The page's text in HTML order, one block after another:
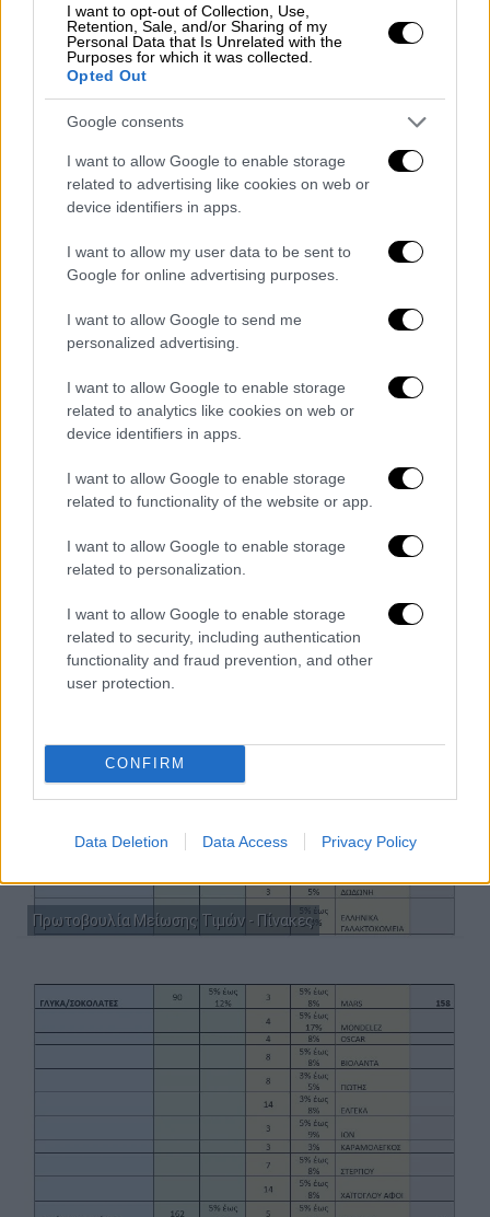
I want to opt-out of Collection, Use,
Retention, Sale, and/or Sharing of my
Personal Data that Is Unrelated with the
Purposes for which it was collected.
Opted Out
Google consents
I want to allow Google to enable storage
related to advertising like cookies on web or
device identifiers in apps.
I want to allow my user data to be sent to
Google for online advertising purposes.
I want to allow Google to send me
personalized advertising.
I want to allow Google to enable storage
related to analytics like cookies on web or
device identifiers in apps.
I want to allow Google to enable storage
related to functionality of the website or app.
I want to allow Google to enable storage
related to personalization.
I want to allow Google to enable storage
related to security, including authentication
functionality and fraud prevention, and other
user protection.
CONFIRM
Data Deletion Data Access Privacy Policy
χρώματα της κάθε αλυσίδας ξεχωριστά, αλλά
το μήνυμα και το σχήμα θα είναι κοινό και θα
είναι κατά πάσα πιθανότητα καθαρή τιμή,
διότι με τον νέο κώδικα δεοντολογίας,
όπως γνωρίζετε, η επικοινωνία της μείωσης
της τιμής έχει συγκεκριμένους κανόνες και
για αυτό το λόγο οι περισσότερες αλυσίδες
επιλέγουν να έχουν την καθαρή τιμή. Αυτό
μπορούμε να το δούμε να ισχύει και τους
πρώτους μήνες του 2026».
Όλη η λίστα
Πρωτοβουλία Μείωσης Τιμών - Πίνακες